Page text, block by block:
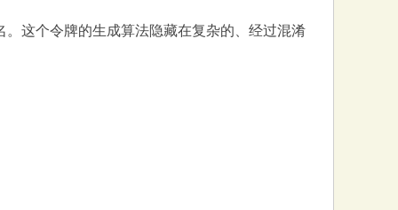
这个令牌的生成算法隐藏在复杂的、经过混淆